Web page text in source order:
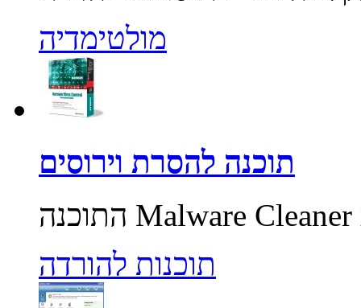
מולטימדיה
תוכנה להסרת וירוסים
תוכנות להורדה